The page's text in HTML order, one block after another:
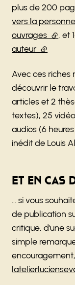
plus de 200
vers la
ouvrages (lien
, et
auteur (lien
Avec ces riches
découvrir le
articles et 2
textes), 25
audios (6
inédit de Louis
Et en cas
... si vous
de publication
critique, d'une
simple